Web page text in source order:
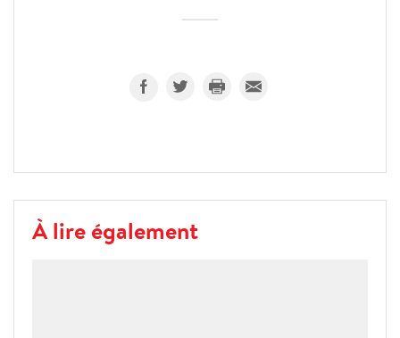
À lire également